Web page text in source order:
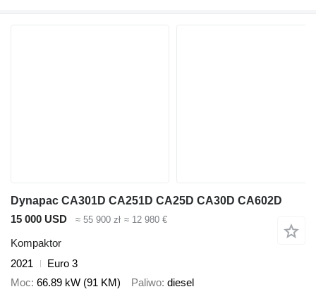
Dynapac CA301D CA251D CA25D CA30D CA602D
15 000 USD
≈ 55 900 zł ≈ 12 980 €
Kompaktor
2021
Euro 3
Moc 66.89 kW (91 KM) Paliwo diesel